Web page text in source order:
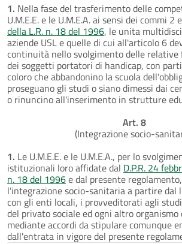
1. Nella fase del trasferimento delle
U.M.E.E. e le U.M.E.A. ai sensi dei commi 2
della L.R. n. 18 del 1996, le unita
aziende USL e quelle di cui all'articolo 6
continuità nello svolgimento delle
dei soggetti portatori di handicap, con
coloro che abbandonino la scuola
proseguano gli studi o siano dimessi dai
o rinuncino all'inserimento in strutture
Art. 8
(Integrazione socio-
1. Le U.M.E.E. e le U.M.E.A., per lo
istituzionali loro affidate dal D.P.R. 24
n. 18 del 1996e dal presente
l'integrazione socio-sanitaria a partire dal
con gli enti locali, i provveditorati agli
del privato sociale ed ogni altro
mediante accordi da stipulare comunque
dall'entrata in vigore del presente